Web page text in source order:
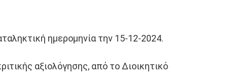
ημερομηνία την 15-12-2024.
αξιολόγησης, από το Διοικητικό